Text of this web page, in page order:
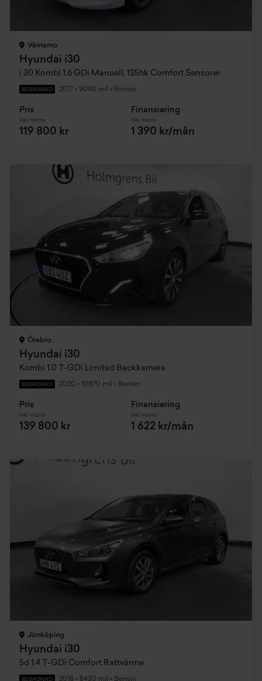
Värnamo
Hyundai i30
i 30 Kombi 1.6 GDi Manuell, 135hk Comfort Sensorer
BEGAGNAD 2017 • 9090 mil • Bensin
Pris
Inkl. moms
119 800 kr
Finansiering
Inkl. moms
1 390 kr/mån
Örebro
Hyundai i30
Kombi 1.0 T-GDi Limited Backkamera
BEGAGNAD 2020 • 10870 mil • Bensin
Pris
Inkl. moms
139 800 kr
Finansiering
Inkl. moms
1 622 kr/mån
Jönköping
Hyundai i30
5d 1.4 T-GDi Comfort Rattvärme
BEGAGNAD 2018 • 8430 mil • Bensin